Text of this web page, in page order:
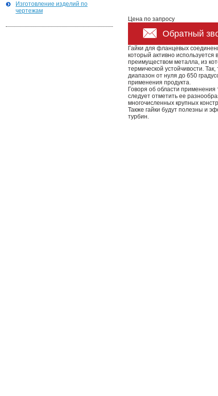
Изготовление изделий по
чертежам
Цена по запросу
Обратный
Гайки для фланцевых
который активно
преимуществом металла, из
термической устойчивости.
диапазон от нуля до 650
применения продукта.
Говоря об области
следует отметить ее
многочисленных крупных
Также гайки будут полезны и
турбин.